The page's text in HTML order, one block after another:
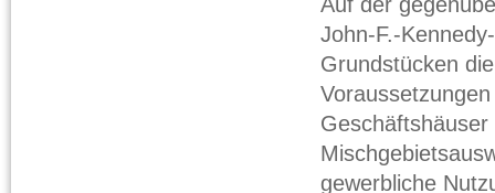
John-F.-
Grundstücken
gewerbliche